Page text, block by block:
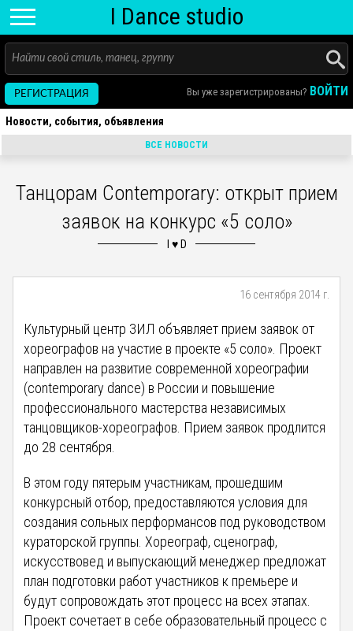
I Dance studio
Вы уже зарегистрированы? ВОЙТИ
РЕГИСТРАЦИЯ
Новости, события, объявления
ВСЕ НОВОСТИ
Танцорам Contemporary: открыт прием
заявок на конкурс «5 соло»
16 сентября 2014 г.
Культурный центр ЗИЛ объявляет прием заявок от
хореографов на участие в проекте «5 соло». Проект
направлен на развитие современной хореографии
(contemporary dance) в России и повышение
профессионального мастерства независимых
танцовщиков-хореографов. Прием заявок продлится
до 28 сентября.
В этом году пятерым участникам, прошедшим
конкурсный отбор, предоставляются условия для
создания сольных перформансов под руководством
кураторcкой группы. Хореограф, сценограф,
искусствовед и выпускающий менеджер предложат
план подготовки работ участников к премьере и
будут сопровождать этот процесс на всех этапах.
Проект сочетает в себе образовательный процесс с